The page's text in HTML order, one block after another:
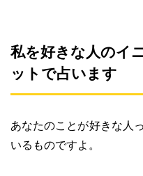
私を好きな人のイ
ットで占います
あなたのことが好きな人
いるものですよ。